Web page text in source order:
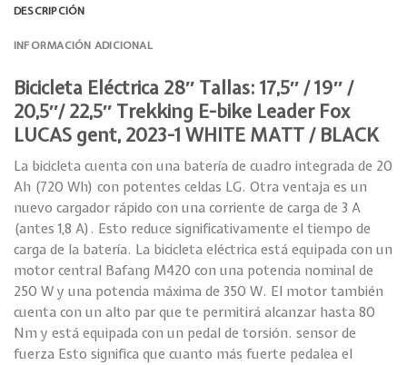
DESCRIPCIÓN
INFORMACIÓN ADICIONAL
Bicicleta Eléctrica 28″ Tallas: 17,5″ / 19″ /
20,5″/ 22,5″ Trekking E-bike Leader Fox
LUCAS gent, 2023-1 WHITE MATT / BLACK
La bicicleta cuenta con una batería de cuadro integrada de 20
Ah (720 Wh) con potentes celdas LG. Otra ventaja es un
nuevo cargador rápido con una corriente de carga de 3 A
(antes 1,8 A). Esto reduce significativamente el tiempo de
carga de la batería. La bicicleta eléctrica está equipada con un
motor central Bafang M420 con una potencia nominal de
250 W y una potencia máxima de 350 W. El motor también
cuenta con un alto par que te permitirá alcanzar hasta 80
Nm y está equipada con un pedal de torsión. sensor de
fuerza Esto significa que cuanto más fuerte pedalea el